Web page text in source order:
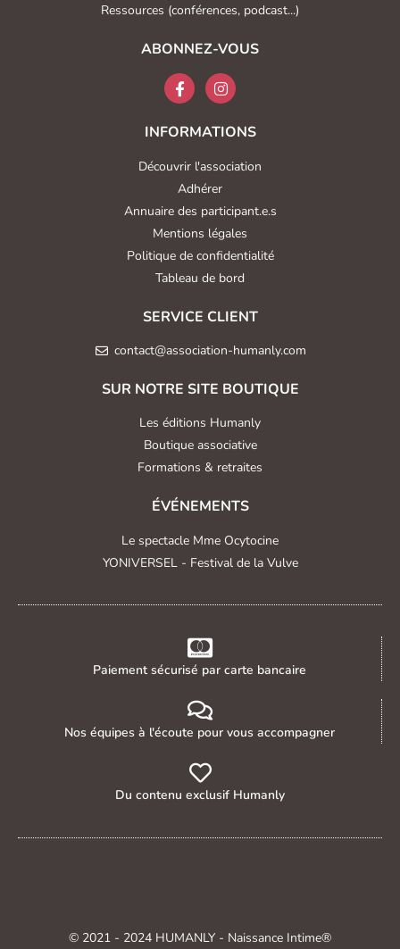
Ressources (conférences, podcast...)
ABONNEZ-VOUS
INFORMATIONS
Découvrir l'association
Adhérer
Annuaire des participant.e.s
Mentions légales
Politique de confidentialité
Tableau de bord
SERVICE CLIENT
contact@association-humanly.com
SUR NOTRE SITE BOUTIQUE
Les éditions Humanly
Boutique associative
Formations & retraites
ÉVÉNEMENTS
Le spectacle Mme Ocytocine
YONIVERSEL - Festival de la Vulve
Paiement sécurisé par carte bancaire
Nos équipes à l'écoute pour vous accompagner
Du contenu exclusif Humanly
© 2021 - 2024 HUMANLY - Naissance Intime®